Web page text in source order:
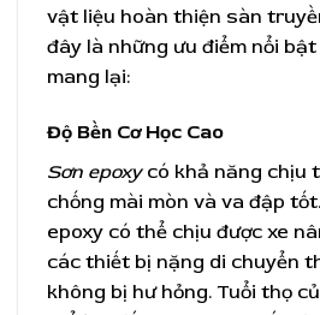
vật liệu hoàn thiện sàn
đây là những ưu điểm nổi bật
mang lại:
Độ Bền Cơ Học Cao
Sơn epoxycó khả năng chịu
chống mài mòn và va đập
epoxy có thể chịu được xe
các thiết bị nặng di chuyển
không bị hư hỏng. Tuổi thọ